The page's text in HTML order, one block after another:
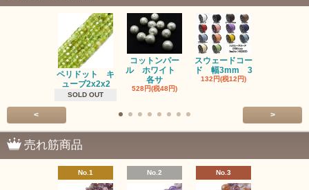
ペリドット キ
ューブ2x2x2
SOLD OUT
コットンパー
ル ホワイト
各サ
528円(税48円)
スウェードコー
ド 幅3mm 3
132円(税12円)
< >
売れ筋商品
No.1 No.2 No.3